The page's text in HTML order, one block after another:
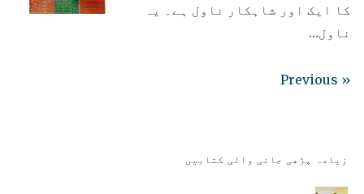
کا ایک اور شاہکار ناول ہے۔ یہ
ناول…
« Previous
زیادہ پڑھی جانی والی کتابیں